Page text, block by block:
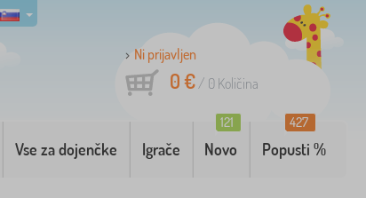
Ni prijavljen
0 €/ 0 Količina
Vse za dojenčke Igrače Novo
121
Popusti %
427